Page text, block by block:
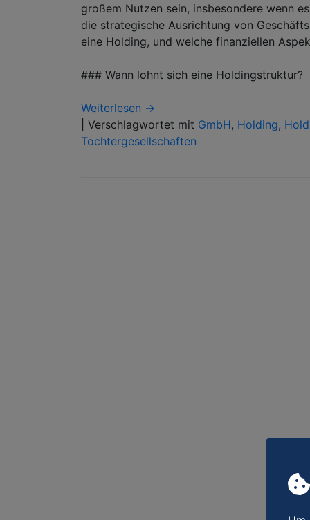
großem Nutzen sein, insbesondere wenn
die strategische Ausrichtung von
eine Holding, und welche finanziellen
### Wann lohnt sich eine Holdingstruktur?
Weiterlesen →
Verschlagwortet mit GmbH, Holding,
Tochtergesellschaften